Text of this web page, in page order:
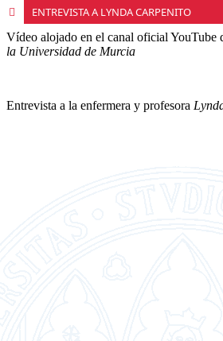
ENTREVISTA A LYNDA CARPENITO